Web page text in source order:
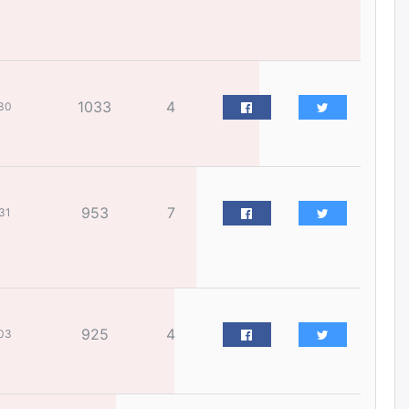
ээлжийн 6 блок орон сууцны
барилга угсралтын ажил
Цагдаагийн дэд хурандаа
Д.Будзаан: Хүүхдийн эсрэг
бэлгийн хүчирхийлэл үйлдвэл
“Аяллын газрын зураг”-ийн
1033 4
953 7
925 4